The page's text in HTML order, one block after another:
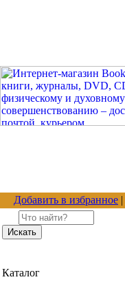
Добавить в избранное |
Каталог